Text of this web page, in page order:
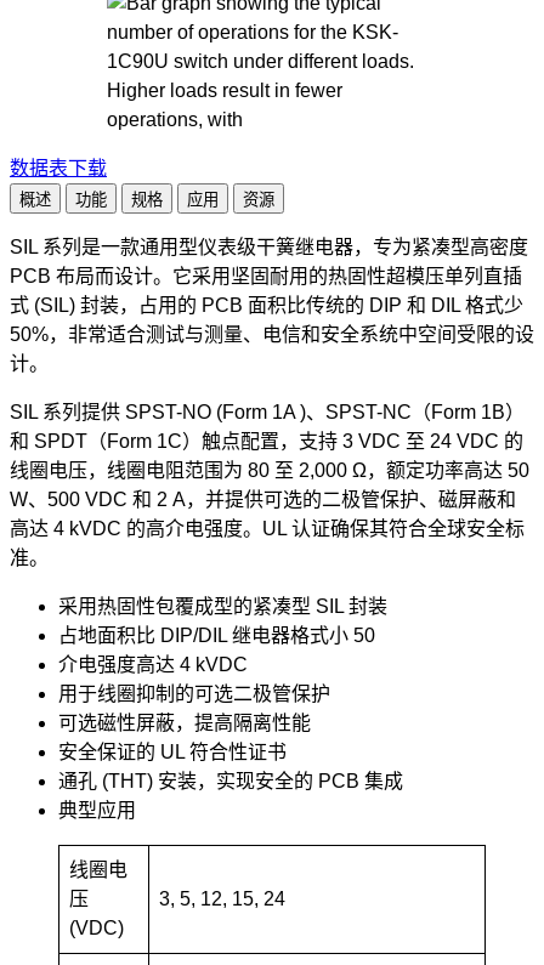
数据表下载
概述 功能 规格 应用 资源
SIL 系列是一款通用型仪表级干簧继电器，专为紧凑型高密度
PCB 布局而设计。它采用坚固耐用的热固性超模压单列直插
式 (SIL) 封装，占用的 PCB 面积比传统的 DIP 和 DIL 格式少
50%，非常适合测试与测量、电信和安全系统中空间受限的设
计。
SIL 系列提供 SPST-NO (Form 1A )、SPST-NC（Form 1B）
和 SPDT（Form 1C）触点配置，支持 3 VDC 至 24 VDC 的
线圈电压，线圈电阻范围为 80 至 2,000 Ω，额定功率高达 50
W、500 VDC 和 2 A，并提供可选的二极管保护、磁屏蔽和
高达 4 kVDC 的高介电强度。UL 认证确保其符合全球安全标
准。
采用热固性包覆成型的紧凑型 SIL 封装
占地面积比 DIP/DIL 继电器格式小 50
介电强度高达 4 kVDC
用于线圈抑制的可选二极管保护
可选磁性屏蔽，提高隔离性能
安全保证的 UL 符合性证书
通孔 (THT) 安装，实现安全的 PCB 集成
典型应用
线圈电
压
(VDC)
3, 5, 12, 15, 24